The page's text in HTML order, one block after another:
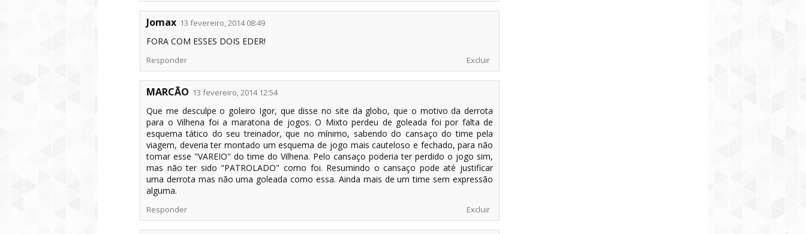
Jomax 13 fevereiro, 2014 08:49
FORA COM ESSES DOIS EDER!
Responder Excluir
MARCÃO 13 fevereiro, 2014 12:54
Que me desculpe o goleiro Igor, que disse no site da globo, que o motivo da derrota
para o Vilhena foi a maratona de jogos. O Mixto perdeu de goleada foi por falta de
esquema tático do seu treinador, que no mínimo, sabendo do cansaço do time pela
viagem, deveria ter montado um esquema de jogo mais cauteloso e fechado, para não
tomar esse "VAREIO" do time do Vilhena. Pelo cansaço poderia ter perdido o jogo sim,
mas não ter sido "PATROLADO" como foi. Resumindo o cansaço pode até justificar
uma derrota mas não uma goleada como essa. Ainda mais de um time sem expressão
alguma.
Responder Excluir